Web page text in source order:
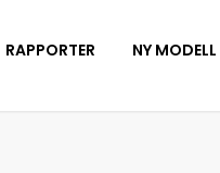
RAPPORTER NY MODELL